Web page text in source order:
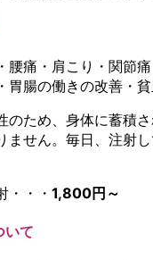
腰痛・肩こり・関節
胃腸の働きの改善・
のため、身体に蓄積さ
ません。毎日、注射
・・・ 1,800円～
いて